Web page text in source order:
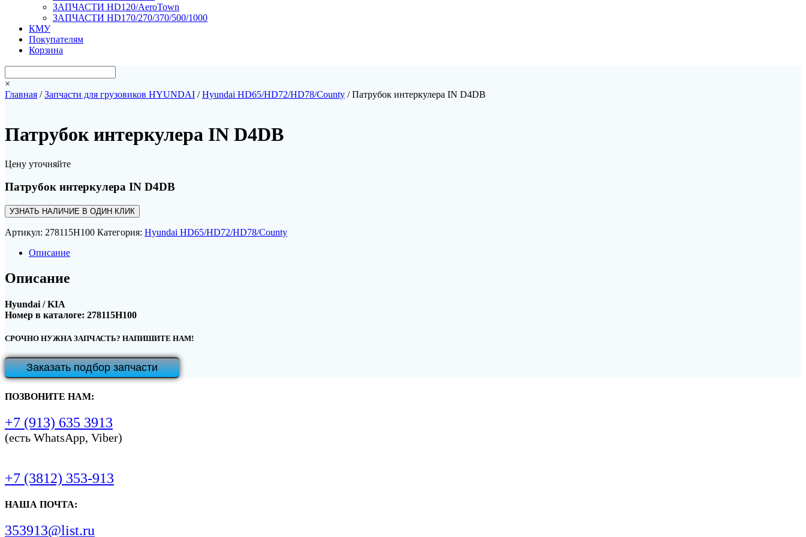
ЗАПЧАСТИ HD120/AeroTown
ЗАПЧАСТИ HD170/270/370/500/1000
КМУ
Покупателям
Корзина
×
Главная /Запчасти для грузовиков HYUNDAI /Hyundai HD65/HD72/HD78/County / Патрубок интеркулера IN D4DB
Патрубок интеркулера IN D4DB
Цену уточняйте
Патрубок интеркулера IN D4DB
УЗНАТЬ НАЛИЧИЕ В ОДИН КЛИК
Артикул: 278115H100 Категория: Hyundai HD65/HD72/HD78/County
Описание
Описание
Hyundai / KIA
Номер в каталоге: 278115H100
СРОЧНО НУЖНА ЗАПЧАСТЬ? НАПИШИТЕ НАМ!
Заказать подбор запчасти
ПОЗВОНИТЕ НАМ:
+7 (913) 635 3913
(есть WhatsApp, Viber)
+7 (3812) 353-913
НАША ПОЧТА:
353913@list.ru